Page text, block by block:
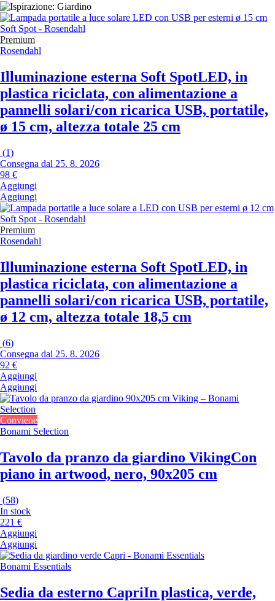
Premium
Rosendahl
Illuminazione esterna Soft SpotLED, in
plastica riciclata, con alimentazione a
pannelli solari/con ricarica USB, portatile,
ø 15 cm, altezza totale 25 cm
(1)
Consegna dal 25. 8. 2026
98 €
Aggiungi
Aggiungi
Premium
Rosendahl
Illuminazione esterna Soft SpotLED, in
plastica riciclata, con alimentazione a
pannelli solari/con ricarica USB, portatile,
ø 12 cm, altezza totale 18,5 cm
(6)
Consegna dal 25. 8. 2026
92 €
Aggiungi
Aggiungi
Conviene
Bonami Selection
Tavolo da pranzo da giardino VikingCon
piano in artwood, nero, 90x205 cm
(58)
In stock
221 €
Aggiungi
Aggiungi
Bonami Essentials
Sedia da esterno CapriIn plastica, verde,